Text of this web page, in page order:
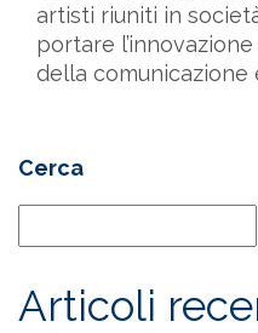
artisti riuniti in
portare
della comunicazione
Cerca
Articoli